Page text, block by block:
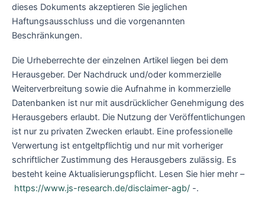
dieses Dokuments akzeptieren Sie jeglichen
Haftungsausschluss und die vorgenannten
Beschränkungen.
Die Urheberrechte der einzelnen Artikel liegen bei dem
Herausgeber. Der Nachdruck und/oder kommerzielle
Weiterverbreitung sowie die Aufnahme in kommerzielle
Datenbanken ist nur mit ausdrücklicher Genehmigung des
Herausgebers erlaubt. Die Nutzung der Veröffentlichungen
ist nur zu privaten Zwecken erlaubt. Eine professionelle
Verwertung ist entgeltpflichtig und nur mit vorheriger
schriftlicher Zustimmung des Herausgebers zulässig. Es
besteht keine Aktualisierungspflicht. Lesen Sie hier mehr –
https://www.js-research.de/disclaimer-agb/ -.